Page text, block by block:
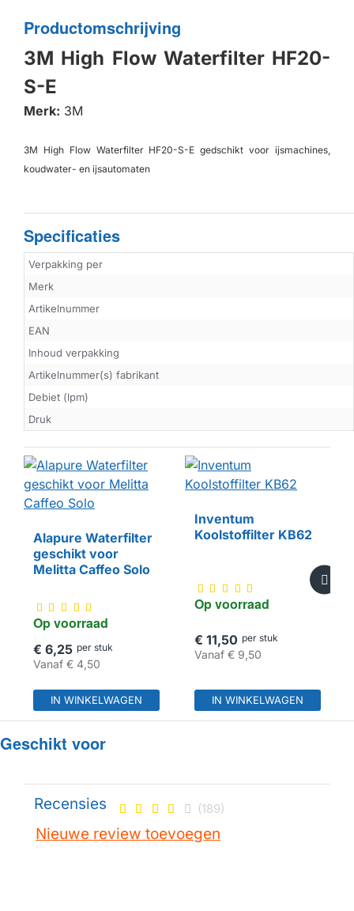
Productomschrijving
3M High Flow Waterfilter HF20-
S-E
Merk: 3M
3M High Flow Waterfilter HF20-S-E gedschikt voor ijsmachines,
koudwater- en ijsautomaten
Specificaties
Verpakking per
Merk
Artikelnummer
EAN
Inhoud verpakking
Artikelnummer(s) fabrikant
Debiet (lpm)
Druk
HUISMERK
Op voorraad
Alapure Waterfilter
geschikt voor
Melitta Caffeo Solo
€ 6,25 per stuk
Vanaf € 4,50
IN WINKELWAGEN
Op voorraad
Inventum
Koolstoffilter KB62
€ 11,50 per stuk
Vanaf€ 9,50
IN WINKELWAGEN
Geschikt voor
Recensies (189)
Nieuwe review toevoegen